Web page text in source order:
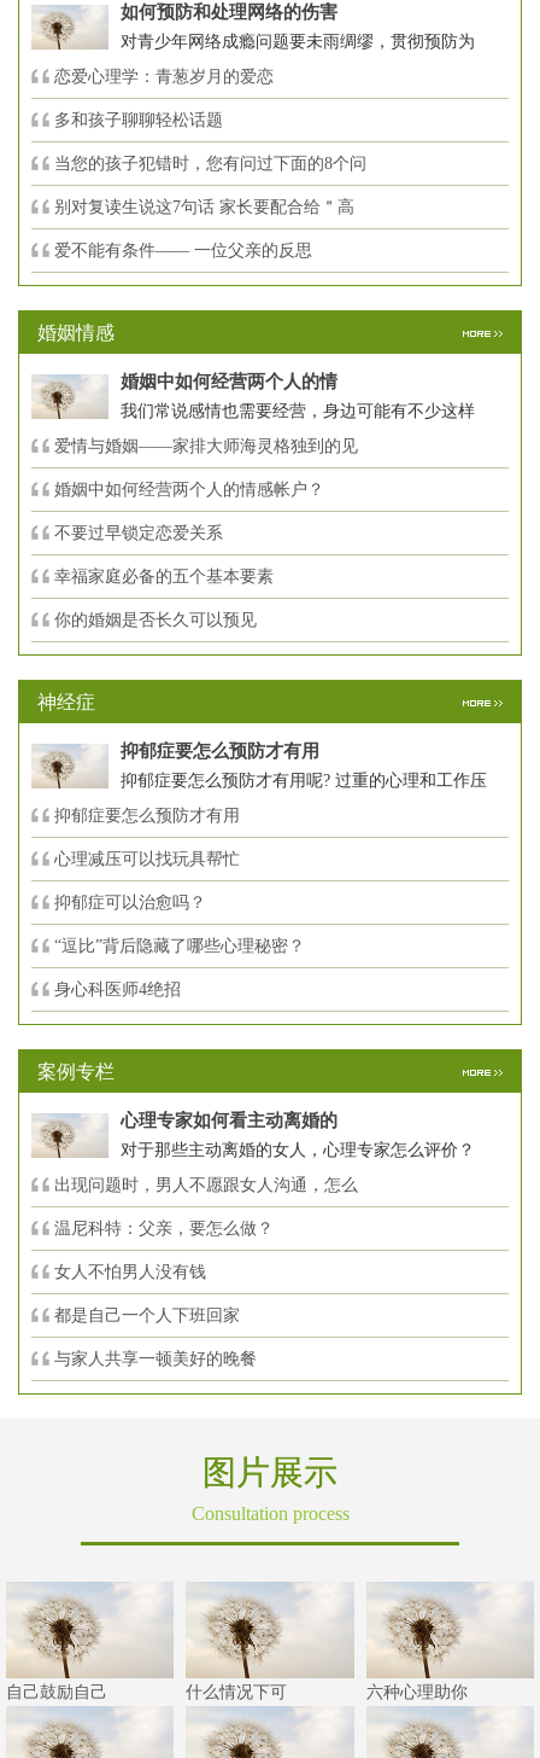
如何预防和处理网络的伤害
对青少年网络成瘾问题要未雨绸缪，贯彻预防为
恋爱心理学：青葱岁月的爱恋
多和孩子聊聊轻松话题
当您的孩子犯错时，您有问过下面的8个问
别对复读生说这7句话 家长要配合给＂高
爱不能有条件—— 一位父亲的反思
婚姻情感
婚姻中如何经营两个人的情
我们常说感情也需要经营，身边可能有不少这样
爱情与婚姻——家排大师海灵格独到的见
婚姻中如何经营两个人的情感帐户？
不要过早锁定恋爱关系
幸福家庭必备的五个基本要素
你的婚姻是否长久可以预见
神经症
抑郁症要怎么预防才有用
抑郁症要怎么预防才有用呢? 过重的心理和工作压
抑郁症要怎么预防才有用
心理减压可以找玩具帮忙
抑郁症可以治愈吗？
“逗比”背后隐藏了哪些心理秘密？
身心科医师4绝招
案例专栏
心理专家如何看主动离婚的
对于那些主动离婚的女人，心理专家怎么评价？
出现问题时，男人不愿跟女人沟通，怎么
温尼科特：父亲，要怎么做？
女人不怕男人没有钱
都是自己一个人下班回家
与家人共享一顿美好的晚餐
图片展示
Consultation process
自己鼓励自己 什么情况下可 六种心理助你